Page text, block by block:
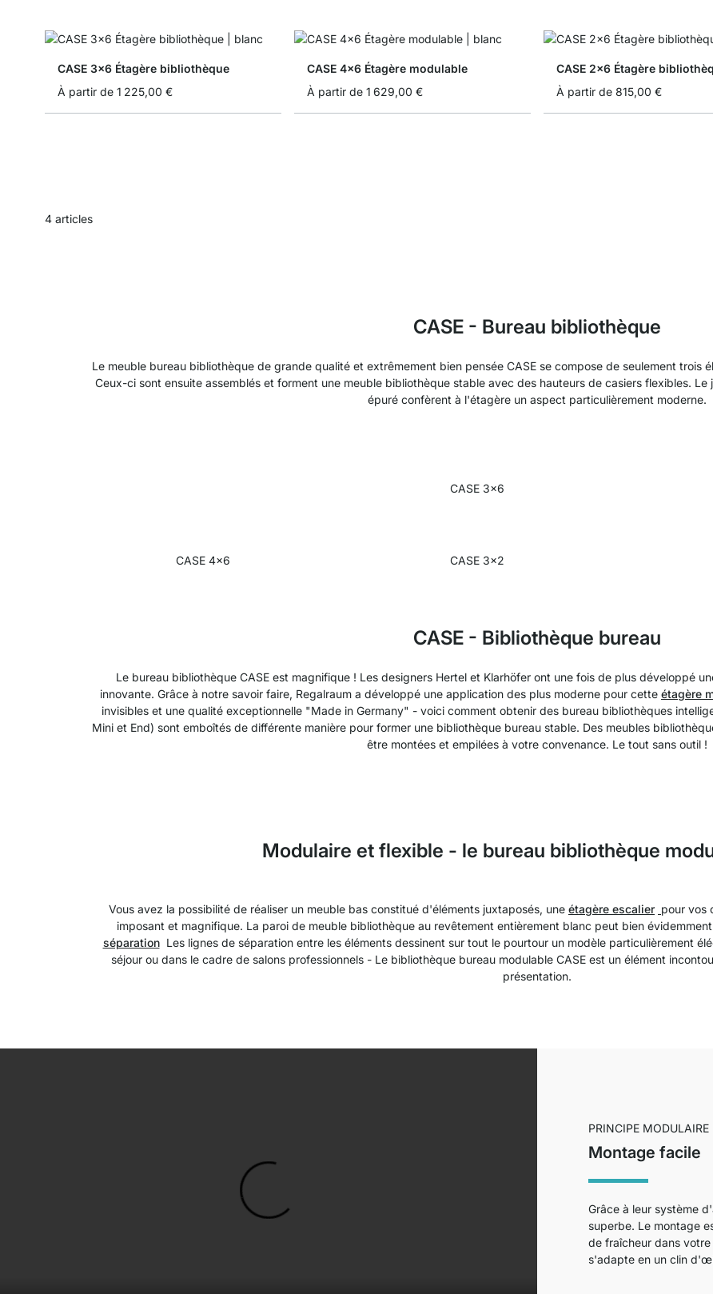
CASE 3x6 Étagère bibliothèque
À partir de 1 225,00 €
CASE 4x6 Étagère modulable
À partir de 1 629,00 €
CASE 2x6 Étagère
À partir de 815,00 €
4 articles
CASE - Bureau bibliothèque
Le meuble bureau bibliothèque de grande qualité et extrêmement bien pensée CASE se compose de seulement trois
Ceux-ci sont ensuite assemblés et forment une meuble bibliothèque stable avec des hauteurs de casiers flexibles.
épuré confèrent à l'étagère un aspect particulièrement moderne.
CASE 3x6
CASE 4x6
CASE 3x2
CASE - Bibliothèque bureau
Le bureau bibliothèque CASE est magnifique ! Les designers Hertel et Klarhöfer ont une fois de plus développé
innovante. Grâce à notre savoir faire, Regalraum a développé une application des plus moderne pour cette étagère
invisibles et une qualité exceptionnelle "Made in Germany" - voici comment obtenir des bureau bibliothèques
Mini et End) sont emboîtés de différente manière pour former une bibliothèque bureau stable. Des meubles
être montées et empilées à votre convenance. Le tout sans outil !
Modulaire et flexible - le bureau bibliothèque
Vous avez la possibilité de réaliser un meuble bas constitué d'éléments juxtaposés, une étagère escalier pour vos
imposant et magnifique. La paroi de meuble bibliothèque au revêtement entièrement blanc peut bien
séparation Les lignes de séparation entre les éléments dessinent sur tout le pourtour un modèle particulièrement
séjour ou dans le cadre de salons professionnels - Le bibliothèque bureau modulable CASE est un élément
présentation.
PRINCIPE MODULAIRE
Montage facile
Grâce à leur système
superbe. Le montage
de fraîcheur dans
s'adapte en un clin